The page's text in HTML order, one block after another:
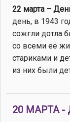
22 марта –
день, в 1943
сожгли дотла
со всеми её
стариками и
из них были
20 МАРТА